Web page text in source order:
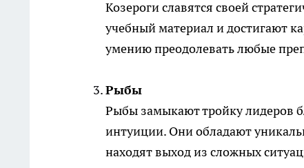
Козероги славятся своей
учебный материал и достигают
умению преодолевать любые
Рыбы
Рыбы замыкают тройку лидеров
интуиции. Они обладают
находят выход из сложных